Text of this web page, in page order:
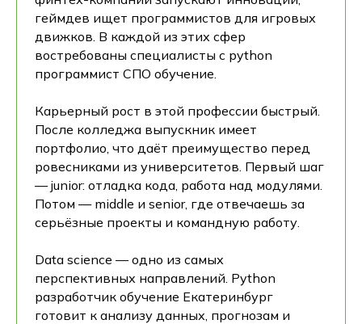
геймдев ищет программистов для игровых
движков. В каждой из этих сфер
востребованы специалисты с python
программист СПО обучение.
Карьерный рост в этой профессии быстрый.
После колледжа выпускник имеет
портфолио, что даёт преимущество перед
ровесниками из университетов. Первый шаг
— junior: отладка кода, работа над модулями.
Потом — middle и senior, где отвечаешь за
серьёзные проекты и командную работу.
Data science — одно из самых
перспективных направлений. Python
разработчик обучение Екатеринбург
готовит к анализу данных, прогнозам и